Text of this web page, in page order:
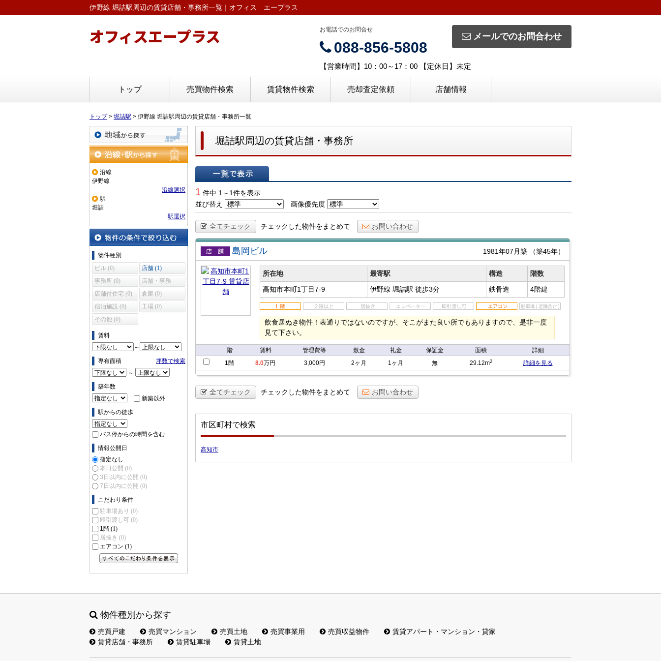
伊野線 堀詰駅周辺の賃貸店舗・事務所一覧｜オフィス エープラス
オフィスエープラス メールでのお問合わせ
お電話でのお問合せ
088-856-5808
【営業時間】10：00～17：00 【定休日】未定
トップ 売買物件検索 賃貸物件検索 売却査定依頼 店舗情報
トップ> 堀詰駅 > 伊野線 堀詰駅周辺の賃貸店舗・事務所一覧
地域から探す
沿線・駅から探す
沿線
伊野線
沿線選択
駅
堀詰
駅選択
物件の条件で絞り込む
物件種別
ビル (0)
店舗 (1)
事務所 (0)
店舗・事務
所 (0)
店舗付住宅 (0)
倉庫 (0)
宿泊施設 (0)
工場 (0)
その他 (0)
賃料
～
専有面積
坪数で検索
～
築年数
新築以外
駅からの徒歩
バス停からの時間を含む
情報公開日
指定なし
本日公開 (0)
3日以内に公開 (0)
7日以内に公開 (0)
こだわり条件
駐車場あり (0)
即引渡し可 (0)
1階 (1)
居抜き (0)
エアコン (1)
堀詰駅周辺の賃貸店舗・事務所
1 件中 1～1件を表示
並び替え
画像優先度
全てチェック チェックした物件をまとめて お問い合わせ
賃貸店舗
島岡ビル 1981年07月築 （築45年）
所在地 最寄駅 構造
階数
高知市本町1丁目7-9
伊野線 堀詰駅 徒歩3分 鉄骨造 4階建
飲食居ぬき物件！表通りではないのですが、そこがまた良い所でもありますので、是非一度
見て下さい。
階 賃料 管理費等 敷金 礼金 保証金 面積
詳細
1階
8.0万円 3,000円 2ヶ月 1ヶ月 無 29.12m2 詳細を見る
全てチェック チェックした物件をまとめて お問い合わせ
市区町村で検索
高知市
物件種別から探す
売買戸建 売買マンション 売買土地 売買事業用 売買収益物件
賃貸アパート・マンション・貸家
賃貸店舗・事務所
賃貸駐車場 賃貸土地